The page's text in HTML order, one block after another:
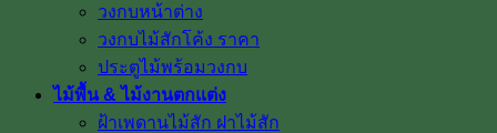
วงกบหน้าต่าง
วงกบไม้สักโค้ง ราคา
ประตูไม้พร้อมวงกบ
ไม้พื้น & ไม้งานตกแต่ง
ฝ้าเพดานไม้สัก ฝาไม้สัก